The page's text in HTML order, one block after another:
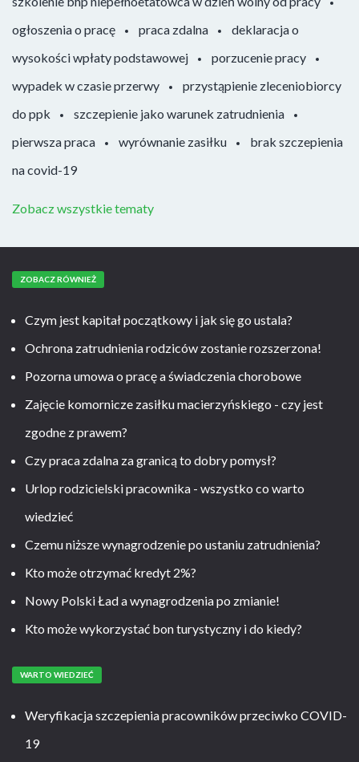
ogłoszenia o pracę
praca zdalna
deklaracja o
wysokości wpłaty podstawowej
porzucenie pracy
wypadek w czasie przerwy
przystąpienie zleceniobiorcy
do ppk
szczepienie jako warunek zatrudnienia
pierwsza praca
wyrównanie zasiłku
brak szczepienia
na covid-19
Zobacz wszystkie tematy
ZOBACZ RÓWNIEŻ
Czym jest kapitał początkowy i jak się go ustala?
Ochrona zatrudnienia rodziców zostanie rozszerzona!
Pozorna umowa o pracę a świadczenia chorobowe
Zajęcie komornicze zasiłku macierzyńskiego - czy jest
zgodne z prawem?
Czy praca zdalna za granicą to dobry pomysł?
Urlop rodzicielski pracownika - wszystko co warto
wiedzieć
Czemu niższe wynagrodzenie po ustaniu zatrudnienia?
Kto może otrzymać kredyt 2%?
Nowy Polski Ład a wynagrodzenia po zmianie!
Kto może wykorzystać bon turystyczny i do kiedy?
WARTO WIEDZIEĆ
Weryfikacja szczepienia pracowników przeciwko COVID-
19